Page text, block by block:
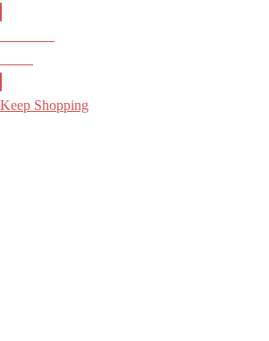
Keep Shopping